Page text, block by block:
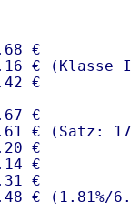
€
€ (Klasse I)
€
€
€ (Satz:
€
€
€
€ ( 1.81%/